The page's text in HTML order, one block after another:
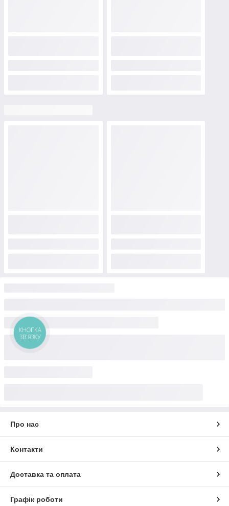
Про нас
Контакти
Доставка та оплата
Графік роботи
КНОПКА
ЗВ'ЯЗКУ